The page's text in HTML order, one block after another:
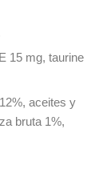
15 mg, taurine
aceites y
bruta 1%,